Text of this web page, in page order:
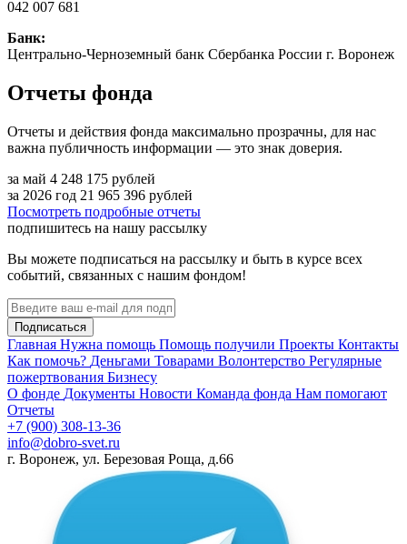
042 007 681
Банк:
Центрально-Черноземный банк Сбербанка России г. Воронеж
Отчеты фонда
Отчеты и действия фонда максимально прозрачны, для нас
важна публичность информации — это знак доверия.
за май 4 248 175 рублей
за 2026 год 21 965 396 рублей
Посмотреть подробные отчеты
подпишитесь на нашу рассылку
Вы можете подписаться на рассылку и быть в курсе всех
событий, связанных с нашим фондом!
Подписаться
Главная Нужна помощь Помощь получили Проекты Контакты
Как помочь? Деньгами Товарами Волонтерство Регулярные
пожертвования Бизнесу
О фонде Документы Новости Команда фонда Нам помогают
Отчеты
+7 (900) 308-13-36
info@dobro-svet.ru
г. Воронеж, ул. Березовая Роща, д.66